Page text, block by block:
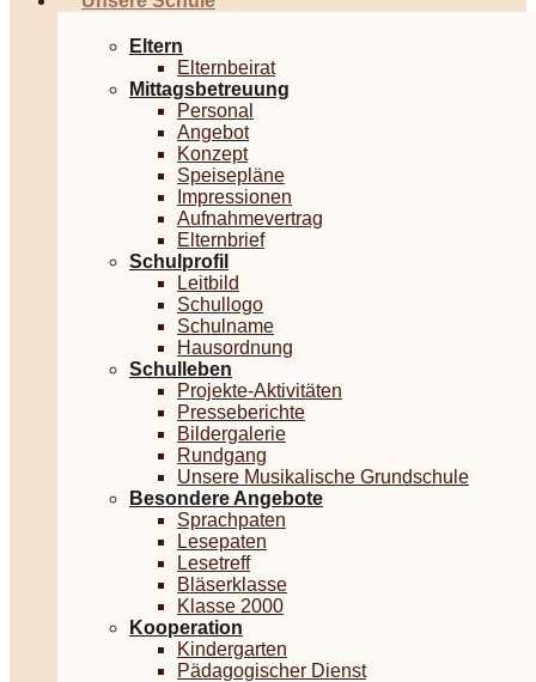
Eltern
Elternbeirat
Mittagsbetreuung
Personal
Angebot
Konzept
Speisepläne
Impressionen
Aufnahmevertrag
Elternbrief
Schulprofil
Leitbild
Schullogo
Schulname
Hausordnung
Schulleben
Projekte-Aktivitäten
Presseberichte
Bildergalerie
Rundgang
Unsere Musikalische Grundschule
Besondere Angebote
Sprachpaten
Lesepaten
Lesetreff
Bläserklasse
Klasse 2000
Kooperation
Kindergarten
Pädagogischer Dienst